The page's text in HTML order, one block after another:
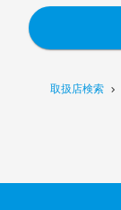
取扱店検索